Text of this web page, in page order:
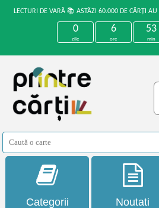
LECTURI DE VARĂ 📚 ASTĂZI 60.000 DE CĂRȚI
0
zile
6
ore
53
min
Categorii Noutati